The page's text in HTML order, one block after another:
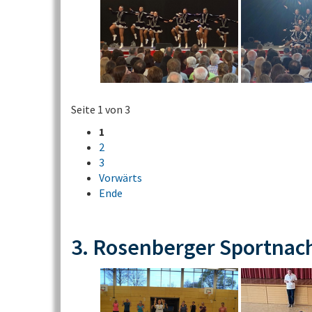
Seite 1 von 3
1
2
3
Vorwärts
Ende
3. Rosenberger